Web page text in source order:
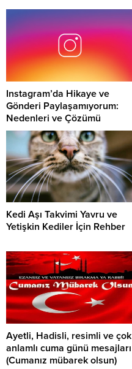
Instagram’da Hikaye ve
Gönderi Paylaşamıyorum:
Nedenleri ve Çözümü
Kedi Aşı Takvimi Yavru ve
Yetişkin Kediler İçin Rehber
Ayetli, Hadisli, resimli ve çok
anlamlı cuma günü mesajları
(Cumanız mübarek olsun)